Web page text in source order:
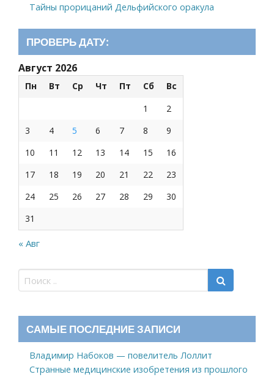
Тайны прорицаний Дельфийского оракула
ПРОВЕРЬ ДАТУ:
Август 2026
Пн Вт Ср Чт Пт Сб
Вс
1
2
3
4 5 6 7 8
9
10
11 12 13 14 15
16
17
18 19 20 21 22
23
24
25 26 27 28 29
30
31
« Авг
САМЫЕ ПОСЛЕДНИЕ ЗАПИСИ
Владимир Набоков — повелитель Лоллит
Странные медицинские изобретения из прошлого